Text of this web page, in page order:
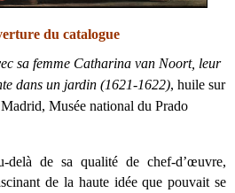
du catalogue
sa femme Catharina van Noort, leur
dans un jardin (1621-1622), huile sur
Madrid, Musée national du Prado
delà de sa qualité de chef-d’œuvre,
de la haute idée que pouvait se